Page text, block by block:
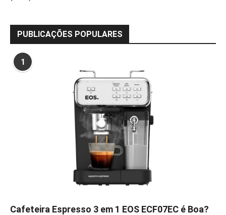
PUBLICAÇÕES POPULARES
1
Cafeteira Espresso 3 em 1 EOS ECF07EC é Boa?